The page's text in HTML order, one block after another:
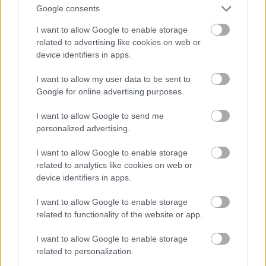
Google consents
I want to allow Google to enable storage
related to advertising like cookies on web or
device identifiers in apps.
I want to allow my user data to be sent to
Google for online advertising purposes.
I want to allow Google to send me
personalized advertising.
I want to allow Google to enable storage
related to analytics like cookies on web or
device identifiers in apps.
I want to allow Google to enable storage
related to functionality of the website or app.
I want to allow Google to enable storage
related to personalization.
Másnap az autó mint egy új, száguldott, hogy
Szörényi Leventét plagizáljam, téptünk Sienába, ami
Toszkána déli részén van. Előtte még Pisából kifelé
megálltunk egy spanyol(!) étteremnél, ahol ugyan
egy lélek nem volt, aki felvilágosítást tudott volna
adni, viszont a füvön ott parkolt egy csomó 10-es,
modell például biztosan volt köztük.